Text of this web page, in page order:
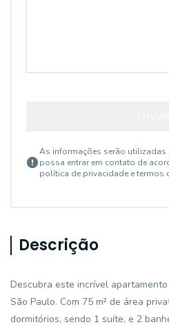
As informações serão utilizadas
possa entrar em contato de
política de privacidade e termos
Descrição
Descubra este incrível
São Paulo. Com 75 m² de área
dormitórios, sendo 1 suíte, e 2